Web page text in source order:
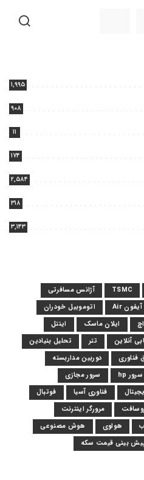
۱,۹۹۵
۹۰۸
۱۱
۱۷۴
۲,۵۸۴
۳۱۸
۳,۱۴۳
TSMC
آژانس مسافرتی
آیفون Air
اتوموبیل خودران
ایلان ماسک
اینتل
آنلاین تتر
تحلیل بنیادین
فناوری
دوربین مداربسته
سرور hp
سرور مجازی
فناوری آسیا
فوتبال
مرورگر اینترنت
هواوی
هوش مصنوعی
بینی قیمت سکه